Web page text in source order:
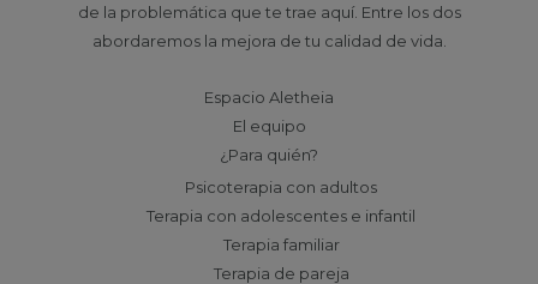
de la problemática que te trae aquí. Entre los dos
abordaremos la mejora de tu calidad de vida.
Espacio Aletheia
El equipo
¿Para quién?
Psicoterapia con adultos
Terapia con adolescentes e infantil
Terapia familiar
Terapia de pareja